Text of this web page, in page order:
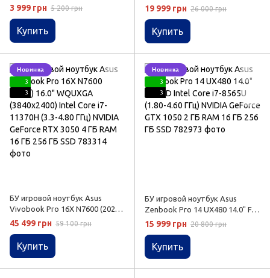
3 999 грн 5 200 грн
Купить
Гц Intel Core i3-1115G4 (3.0-4.0
ГГц) Intel Iris Xe Graphics G4
48EU RAM 8 ГБ 512 ГБ SSD
19 999 грн 26 000 грн
Купить
Новинка
3
3
БУ игровой ноутбук Asus
Vivobook Pro 16X N7600 (2021)
16.0" WQUXGA (3840x2400) Intel
Core i7-11370H (3.3-4.80 ГГц)
NVIDIA GeForce RTX 3050 4 ГБ
RAM 16 ГБ 256 ГБ SSD
45 499 грн 59 100 грн
Купить
Новинка
3
3
БУ игровой ноутбук Asus
Zenbook Pro 14 UX480 14.0" Full
HD Intel Core i7-8565U (1.80-4.60
ГГц) NVIDIA GeForce GTX 1050 2
ГБ RAM 16 ГБ 256 ГБ SSD
15 999 грн 20 800 грн
Купить